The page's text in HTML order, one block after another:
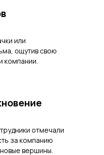
или
ощутив свою
компании.
отмечали
за компанию
новые вершины.